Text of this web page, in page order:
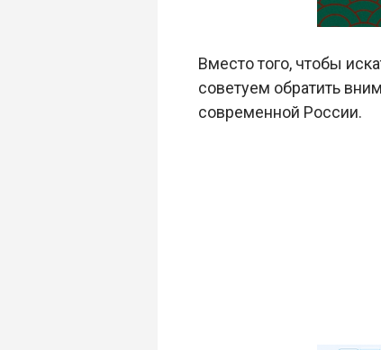
Вместо того, чтобы
советуем обратить
современной России.